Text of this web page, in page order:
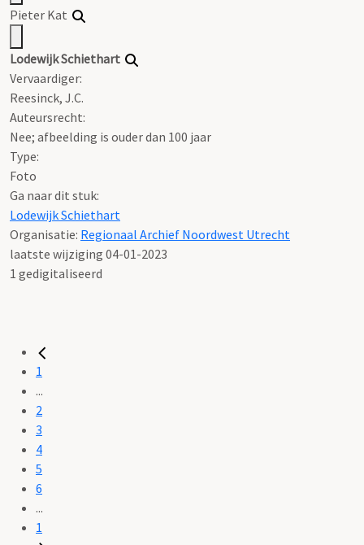
Pieter Kat
Lodewijk Schiethart
Vervaardiger:
Reesinck, J.C.
Auteursrecht:
Nee; afbeelding is ouder dan 100 jaar
Type:
Foto
Ga naar dit stuk:
Lodewijk Schiethart
Organisatie: Regionaal Archief Noordwest Utrecht
laatste wijziging 04-01-2023
1 gedigitaliseerd
1
...
2
3
4
5
6
...
1